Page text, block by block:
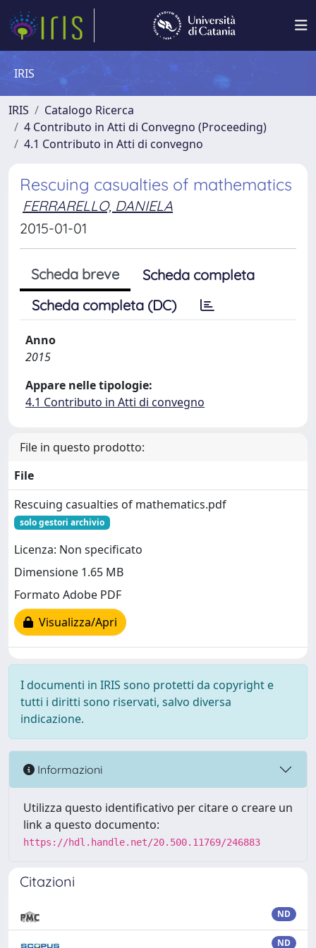
IRIS
IRIS
Catalogo Ricerca
4 Contributo in Atti di Convegno (Proceeding)
4.1 Contributo in Atti di convegno
Rescuing casualties of mathematics
FERRARELLO, DANIELA
2015-01-01
Scheda breve
Scheda completa
Scheda completa (DC)
Anno
2015
Appare nelle tipologie:
4.1 Contributo in Atti di convegno
File in questo prodotto:
File
Rescuing casualties of mathematics.pdf
solo gestori archivio
Licenza: Non specificato
Dimensione 1.65 MB
Formato Adobe PDF
Visualizza/Apri
I documenti in IRIS sono protetti da copyright e
tutti i diritti sono riservati, salvo diversa
indicazione.
Informazioni
Utilizza questo identificativo per citare o creare un
link a questo documento:
https://hdl.handle.net/20.500.11769/246883
Citazioni
ND
ND